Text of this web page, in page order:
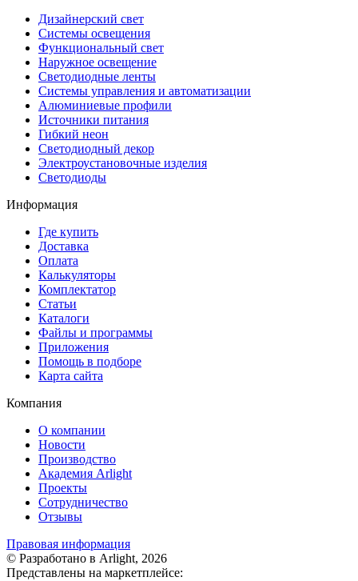
Дизайнерский свет
Системы освещения
Функциональный свет
Наружное освещение
Светодиодные ленты
Системы управления и автоматизации
Алюминиевые профили
Источники питания
Гибкий неон
Светодиодный декор
Электроустановочные изделия
Светодиоды
Информация
Где купить
Доставка
Оплата
Калькуляторы
Комплектатор
Статьи
Каталоги
Файлы и программы
Приложения
Помощь в подборе
Карта сайта
Компания
О компании
Новости
Производство
Академия Arlight
Проекты
Сотрудничество
Отзывы
Правовая информация
© Разработано в Arlight, 2026
Представлены на маркетплейсе: